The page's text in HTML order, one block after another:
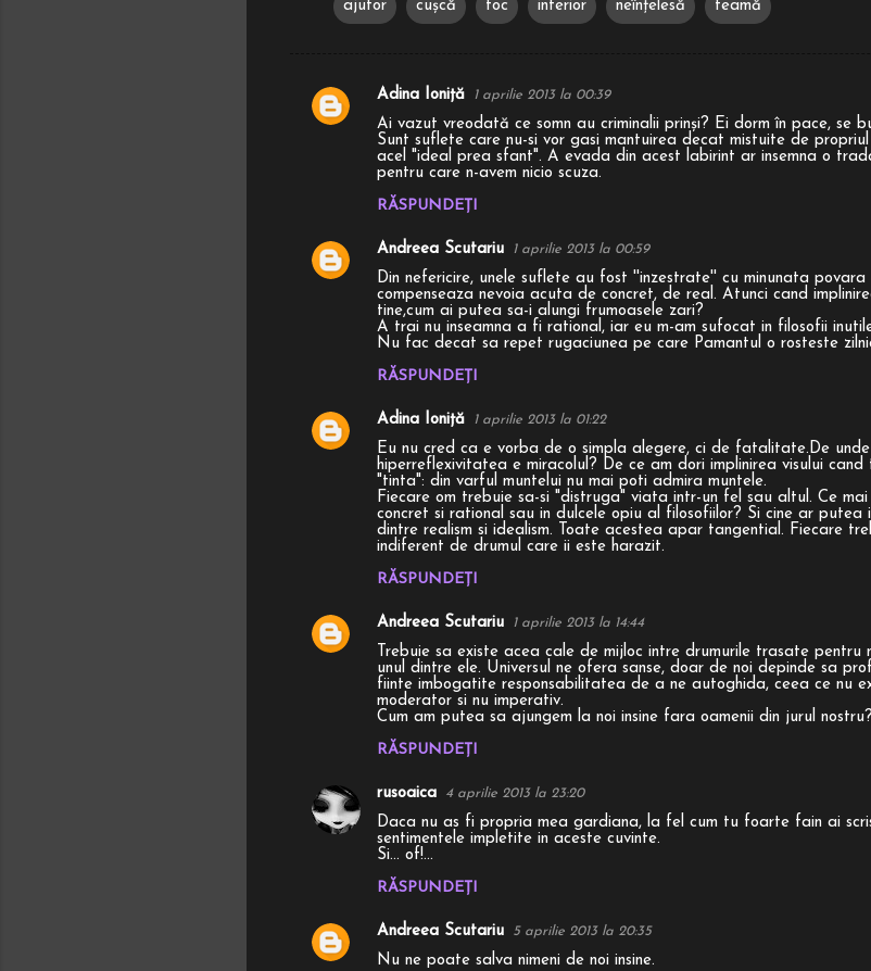
ajutor cușcă foc interior neînțelesă teamă
C
t
Adina Ioniță 1 aprilie 2013 la 00:39
Ai vazut vreodată ce somn au criminalii prinşi? Ei dorm în pace, se
Sunt suflete care nu-si vor gasi mantuirea decat mistuite de
acel "ideal prea sfant". A evada din acest labirint ar insemna o
pentru care n-avem nicio scuza.
RĂSPUNDEȚI
Andreea Scutariu 1 aprilie 2013 la 00:59
Din nefericire, unele suflete au fost ''inzestrate'' cu minunata
compenseaza nevoia acuta de concret, de real. Atunci cand
tine,cum ai putea sa-i alungi frumoasele zari?
A trai nu inseamna a fi rational, iar eu m-am sufocat in filosofii
Nu fac decat sa repet rugaciunea pe care Pamantul o rosteste
RĂSPUNDEȚI
Adina Ioniță 1 aprilie 2013 la 01:22
Eu nu cred ca e vorba de o simpla alegere, ci de fatalitate.De
hiperreflexivitatea e miracolul? De ce am dori implinirea visului
"tinta": din varful muntelui nu mai poti admira muntele.
Fiecare om trebuie sa-si "distruga" viata intr-un fel sau altul. Ce
concret si rational sau in dulcele opiu al filosofiilor? Si cine ar
dintre realism si idealism. Toate acestea apar tangential. Fiecare
indiferent de drumul care ii este harazit.
RĂSPUNDEȚI
Andreea Scutariu 1 aprilie 2013 la 14:44
Trebuie sa existe acea cale de mijloc intre drumurile trasate pentru
unul dintre ele. Universul ne ofera sanse, doar de noi depinde sa
fiinte imbogatite responsabilitatea de a ne autoghida, ceea ce nu
moderator si nu imperativ.
Cum am putea sa ajungem la noi insine fara oamenii din jurul
RĂSPUNDEȚI
rusoaica 4 aprilie 2013 la 23:20
Daca nu as fi propria mea gardiana, la fel cum tu foarte fain ai
sentimentele impletite in aceste cuvinte.
Si... of!...
RĂSPUNDEȚI
Andreea Scutariu 5 aprilie 2013 la 20:35
Nu ne poate salva nimeni de noi insine.